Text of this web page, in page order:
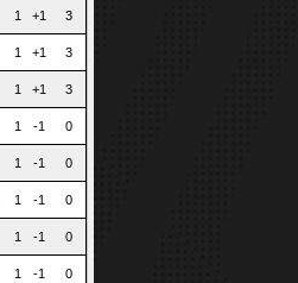
1 +1 3
1 +1 3
1 +1 3
1 -1 0
1 -1 0
1 -1 0
1 -1 0
1 -1 0